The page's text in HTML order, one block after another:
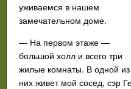
уживаемся в нашем
замечательном доме.
— На первом этаже —
большой холл и всего три
жилые комнаты. В одной из
них живет мой сосед, сэр